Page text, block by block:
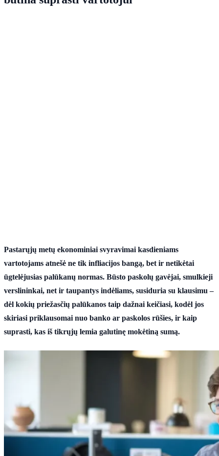
Pastarųjų metų ekonominiai svyravimai kasdieniams
vartotojams atnešė ne tik infliacijos bangą, bet ir netikėtai
ūgtelėjusias palūkanų normas. Būsto paskolų gavėjai, smulkieji
verslininkai, net ir taupantys indėliams, susiduria su klausimu –
dėl kokių priežasčių palūkanos taip dažnai keičiasi, kodėl jos
skiriasi priklausomai nuo banko ar paskolos rūšies, ir kaip
suprasti, kas iš tikrųjų lemia galutinę mokėtiną sumą.